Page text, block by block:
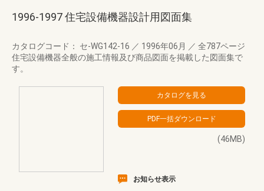
1996-1997 住宅設備機器設計用図面集
カタログコード： セ-WG142-16 ／ 1996年06月 ／ 全787ページ
住宅設備機器全般の施工情報及び商品図面を掲載した図面集で
す。
(46MB)
お知らせ表示